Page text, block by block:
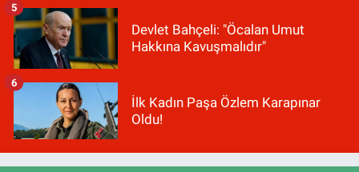
Devlet Bahçeli: "Öcalan Umut
Hakkına Kavuşmalıdır"
5
İlk Kadın Paşa Özlem Karapınar
Oldu!
6